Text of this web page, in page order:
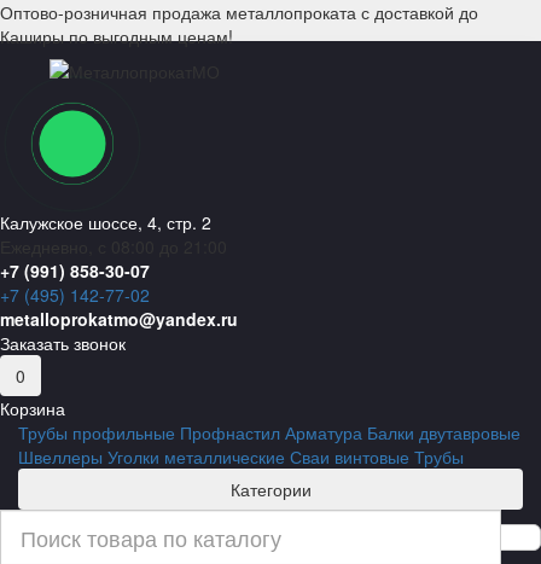
Оптово-розничная продажа металлопроката с доставкой до
Каширы по выгодным ценам!
Калужское шоссе, 4, стр. 2
+7 (991) 858-30-07
+7 (495) 142-77-02
metalloprokatmo@yandex.ru
Заказать звонок
0
Корзина
Трубы профильные Профнастил Арматура Балки двутавровые
Швеллеры Уголки металлические Сваи винтовые Трубы
Категории